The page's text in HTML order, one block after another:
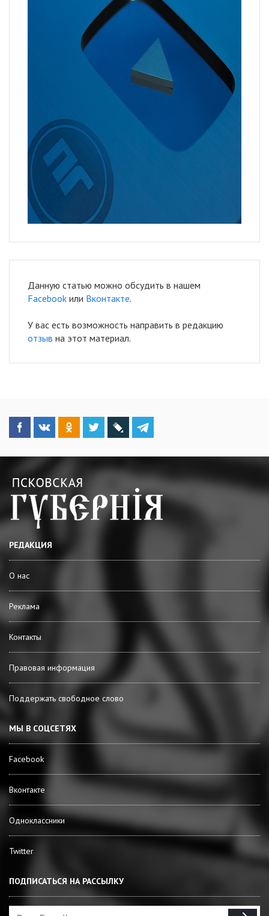
Данную статью можно обсудить в нашем
Facebook или Вконтакте.
У вас есть возможность направить в редакцию
отзыв на этот материал.
РЕДАКЦИЯ
О нас
Реклама
Контакты
Правовая информация
Поддержать свободное слово
МЫ В СОЦСЕТЯХ
Facebook
Вконтакте
Одноклассники
Twitter
ПОДПИСАТЬСЯ НА РАССЫЛКУ